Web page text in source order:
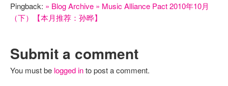
Pingback: » Blog Archive » Music Alliance Pact 2010年10月
（下）【本月推荐：孙晔】
Submit a comment
You must be logged into post a comment.